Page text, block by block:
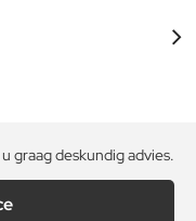
graag deskundig advies.